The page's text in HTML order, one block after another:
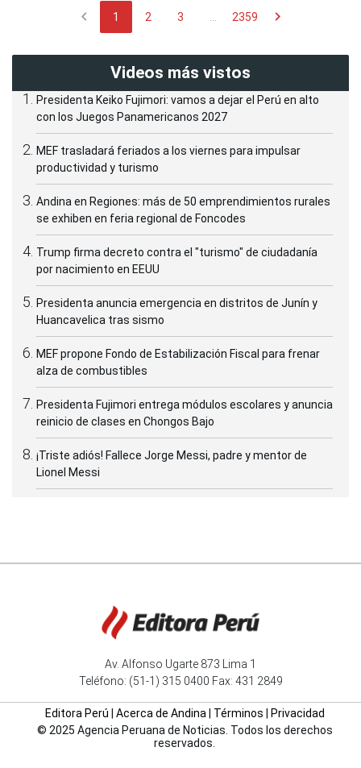
chevron_left 1 2 3 ... 2359 chevron_right
Videos más vistos
Presidenta Keiko Fujimori: vamos a dejar el Perú en alto
con los Juegos Panamericanos 2027
MEF trasladará feriados a los viernes para impulsar
productividad y turismo
Andina en Regiones: más de 50 emprendimientos rurales
se exhiben en feria regional de Foncodes
Trump firma decreto contra el "turismo" de ciudadanía
por nacimiento en EEUU
Presidenta anuncia emergencia en distritos de Junín y
Huancavelica tras sismo
MEF propone Fondo de Estabilización Fiscal para frenar
alza de combustibles
Presidenta Fujimori entrega módulos escolares y anuncia
reinicio de clases en Chongos Bajo
¡Triste adiós! Fallece Jorge Messi, padre y mentor de
Lionel Messi
Av. Alfonso Ugarte 873 Lima 1
Teléfono: (51-1) 315 0400 Fax: 431 2849
Editora Perú Acerca de Andina| Términos
Privacidad
© 2025 Agencia Peruana de Noticias. Todos los derechos
reservados.